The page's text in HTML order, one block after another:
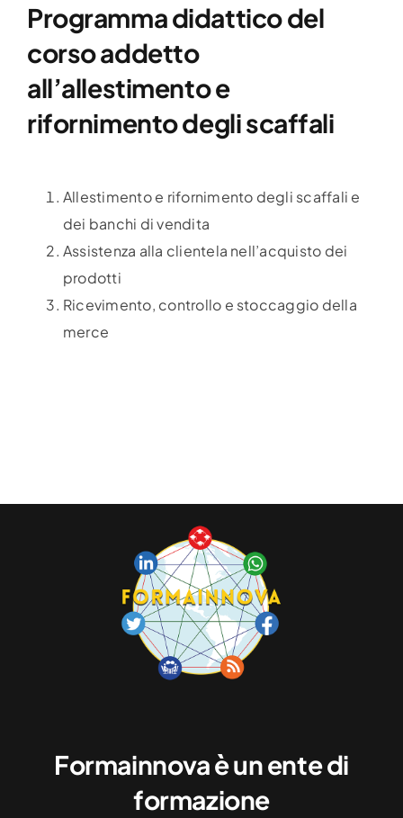
Programma didattico del
corso addetto
all’allestimento e
rifornimento degli scaffali
Allestimento e rifornimento degli scaffali e
dei banchi di vendita
Assistenza alla clientela nell’acquisto dei
prodotti
Ricevimento, controllo e stoccaggio della
merce
Formainnova è un ente di
formazione